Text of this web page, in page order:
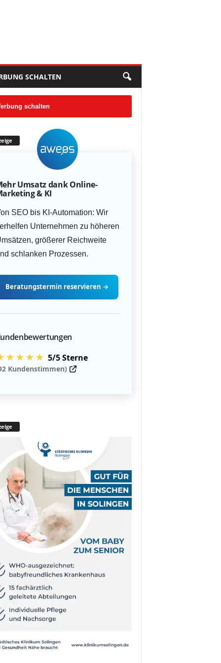
SCHALTEN
schalten
Umsatz dank Online-
& KI
SEO bis KI-Automation: Wir
Unternehmen zu höheren
größerer Reichweite
schlanken Prozessen.
Beratungstermin reservieren →
5/5 Sterne
Kundenstimmen)